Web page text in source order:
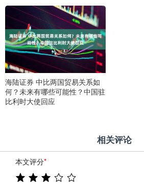
海陆证券 中比两国贸易关系如
何？未来有哪些可能性？中国驻
比利时大使回应
相关评论
本文评分*